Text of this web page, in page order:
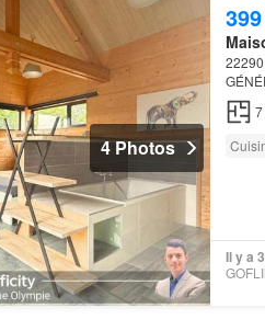
4 Photos
mais7
Il y a